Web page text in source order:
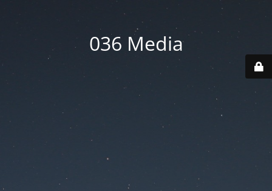
036 Media